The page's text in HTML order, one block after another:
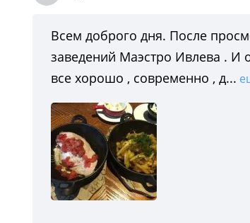
Всем доброго дня. После
заведений Маэстро Ивлева . И
все хорошо , современно , д...